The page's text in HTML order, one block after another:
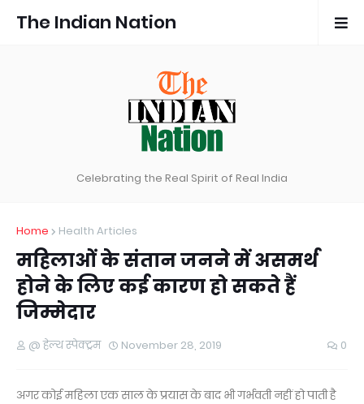
The Indian Nation
Celebrating the Real Spirit of Real India
Home Health Articles
महिलाओं के संतान जनने में असमर्थ
होने के लिए कई कारण हो सकते हैं
जिम्मेदार
@ हेल्थ स्पेक्ट्रम November 28, 2019 0
अगर कोई महिला एक साल के प्रयास के बाद भी गर्भवती नहीं हो पाती है